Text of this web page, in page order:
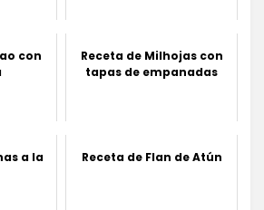
con
Receta de Milhojas con
tapas de empanadas
a la
Receta de Flan de Atún